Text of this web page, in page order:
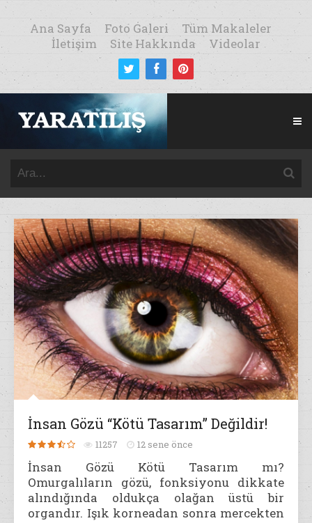
Ana Sayfa Foto Galeri
Tüm Makaleler
İletişim
Site Hakkında Videolar
İnsan Gözü “Kötü Tasarım” Değildir!
11257 12 sene önce
İnsan Gözü Kötü Tasarım mı?
Omurgalıların gözü, fonksiyonu dikkate
alındığında oldukça olağan üstü bir
organdır. Işık korneadan sonra mercekten